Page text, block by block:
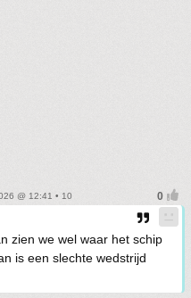
@ 12:41 • 10
zien we wel waar het schip
is een slechte wedstrijd